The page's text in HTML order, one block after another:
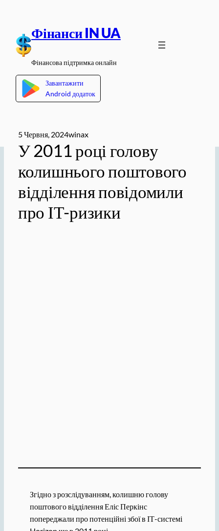
вмісту
Фінанси IN UA
Фінансова підтримка онлайн
Завантажити
Android додаток
5 Червня, 2024winax
У 2011 році голову
колишнього поштового
відділення повідомили
про ІТ-ризики
Згідно з розслідуванням, колишню голову
поштового відділення Еліс Перкінс
попереджали про потенційні збої в ІТ-системі